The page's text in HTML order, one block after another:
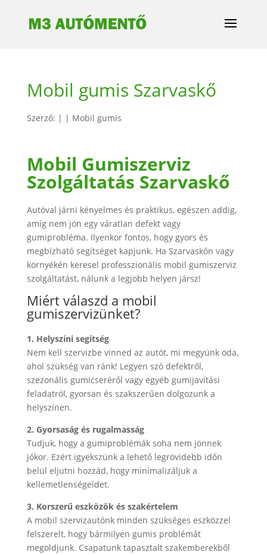
Mobil gumis Szarvaskő
Szerző: | | Mobil gumis
Mobil Gumiszerviz
Szolgáltatás Szarvaskő
Autóval járni kényelmes és praktikus, egészen addig,
amíg nem jön egy váratlan defekt vagy
gumiprobléma. Ilyenkor fontos, hogy gyors és
megbízható segítséget kapjunk. Ha Szarvaskőn vagy
környékén keresel professzionális mobil gumiszerviz
szolgáltatást, nálunk a legjobb helyen jársz!
Miért válaszd a mobil
gumiszervizünket?
1. Helyszíni segítség
Nem kell szervizbe vinned az autót, mi megyünk oda,
ahol szükség van ránk! Legyen szó defektről,
szezonális gumicseréről vagy egyéb gumijavítási
feladatról, gyorsan és szakszerűen dolgozunk a
helyszínen.
2. Gyorsaság és rugalmasság
Tudjuk, hogy a gumiproblémák soha nem jönnek
jókor. Ezért igyekszünk a lehető legrövidebb időn
belül eljutni hozzád, hogy minimalizáljuk a
kellemetlenségeidet.
3. Korszerű eszközök és szakértelem
A mobil szervizautónk minden szükséges eszközzel
felszerelt, hogy bármilyen gumis problémát
megoldjunk. Csapatunk tapasztalt szakemberekből